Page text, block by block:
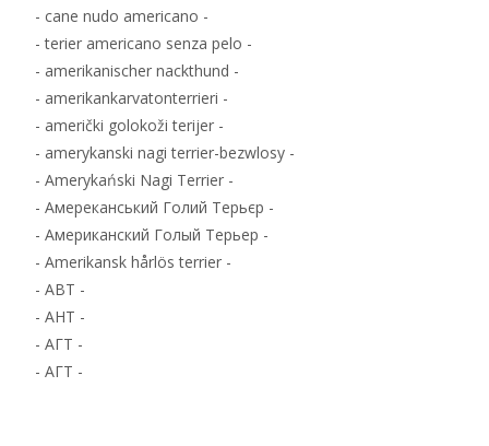
- cane nudo americano -
- terier americano senza pelo -
- amerikanischer nackthund -
- amerikankarvatonterrieri -
- američki golokoži terijer -
- amerykanski nagi terrier-bezwlosy -
- Amerykański Nagi Terrier -
- Амереканський Голий Терьєр -
- Американский Голый Терьер -
- Amerikansk hårlös terrier -
- ABT -
- AHT -
- АГТ -
- АГТ -